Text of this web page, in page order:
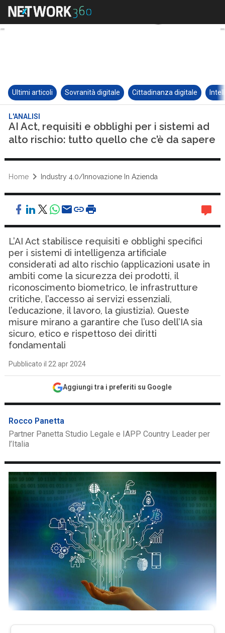
Ultimi articoli Sovranità digitale Cittadinanza digitale
L'ANALISI
AI Act, requisiti e obblighi per i sistemi ad
alto rischio: tutto quello che c’è da sapere
Home Industry 4.0/Innovazione In Azienda
L’AI Act stabilisce requisiti e obblighi specifici
per i sistemi di intelligenza artificiale
considerati ad alto rischio (applicazioni usate in
ambiti come la sicurezza dei prodotti, il
riconoscimento biometrico, le infrastrutture
critiche, l’accesso ai servizi essenziali,
l’educazione, il lavoro, la giustizia). Queste
misure mirano a garantire che l’uso dell’IA sia
sicuro, etico e rispettoso dei diritti
fondamentali
Pubblicato il 22 apr 2024
Aggiungi tra i preferiti su Google
Rocco Panetta
Partner Panetta Studio Legale e IAPP Country Leader per
l’Italia